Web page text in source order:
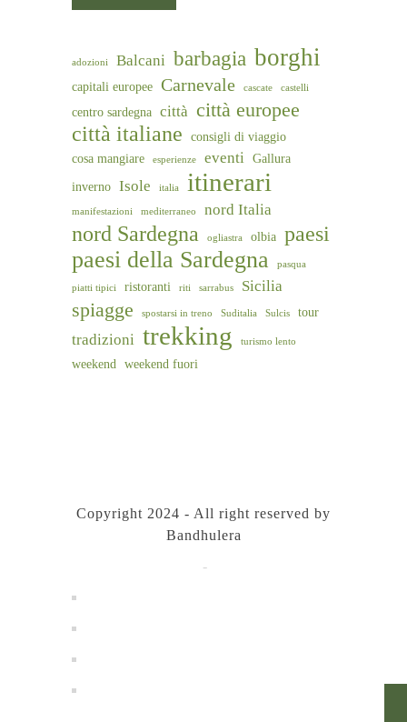
adozioni Balcani barbagia borghi
capitali europee Carnevale cascate castelli
centro sardegna città città europee
città italiane
consigli di viaggio
cosa mangiare
esperienze eventi Gallura
inverno Isole italia itinerari
manifestazioni mediterraneo nord Italia
nord Sardegna ogliastra olbia paesi
paesi della Sardegna pasqua
piatti tipici ristoranti riti sarrabus Sicilia
spiagge spostarsi in treno Suditalia Sulcis tour
tradizioni trekking turismo lento
weekend weekend fuori
Copyright 2024 - All right reserved by
Bandhulera
-